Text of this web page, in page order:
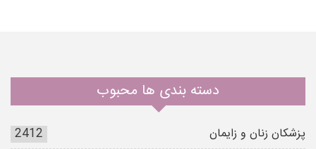
دسته بندی ها محبوب
پزشکان زنان و زایمان
2412